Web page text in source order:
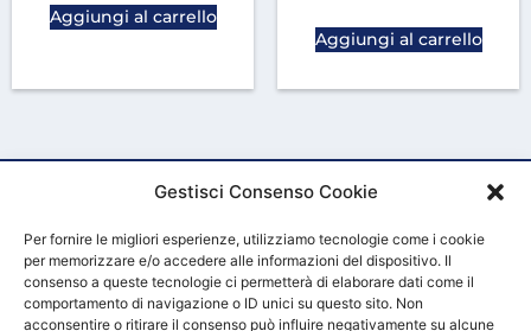
Gestisci Consenso Cookie
Per fornire le migliori esperienze, utilizziamo tecnologie come i cookie
per memorizzare e/o accedere alle informazioni del dispositivo. Il
consenso a queste tecnologie ci permetterà di elaborare dati come il
comportamento di navigazione o ID unici su questo sito. Non
acconsentire o ritirare il consenso può influire negativamente su alcune
Aggiungi al carrello
Aggiungi al carrello